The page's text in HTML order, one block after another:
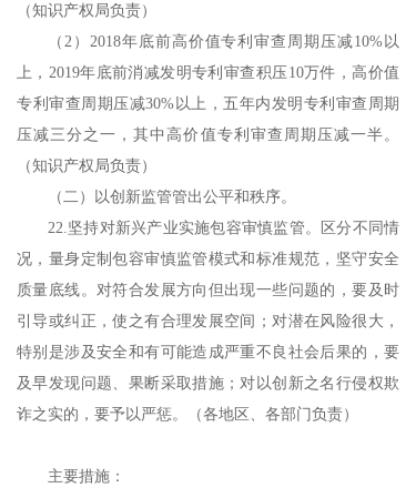
（知识产权局负责）
（ 2）2018年底前高价值专利审查周期压减10%以
上，2019年底前消减发明专利审查积压10万件，高价值
专利审查周期压减30%以上，五年内发明专利审查周期
压减三分之一，其中高价值专利审查周期压减一半。
（知识产权局负责）
（二）以创新监管管出公平和秩序。
22.坚持对新兴产业实施包容审慎监管。区分不同情
况，量身定制包容审慎监管模式和标准规范，坚守安全
质量底线。对符合发展方向但出现一些问题的，要及时
引导或纠正，使之有合理发展空间；对潜在风险很大，
特别是涉及安全和有可能造成严重不良社会后果的，要
及早发现问题、果断采取措施；对以创新之名行侵权欺
诈之实的，要予以严惩。（各地区、各部门负责）
主要措施：